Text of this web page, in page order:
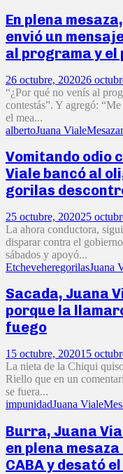
En plena
envió un
al programa y
26 octubre, 202026
“¿Por qué no venís al
contestás”. Y agregó:
el mea...
albertoJuana VialeMesaza
Vomitando odio
Viale bancó al
gorilas
25 octubre, 202025
La ahora conductora,
disparar contra el
sábados y apoyó...
EtcheveheregorilasJuana
Sacada, Juana
porque la
fuego
15 octubre, 202015
La nieta de la Chiqui
Riello que en un
se fuera...
impunidadJuana Viale
Burra, Juana
en plena
CABA y desató